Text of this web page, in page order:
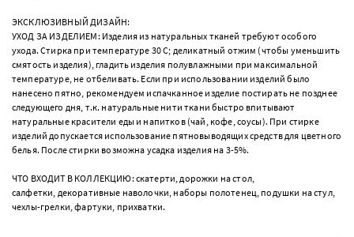
ЭКСКЛЮЗИВНЫЙ ДИЗАЙН:
УХОД ЗА ИЗДЕЛИЕМ: Изделия из натуральных тканей требуют особого
ухода. Стирка при температуре 30 С; деликатный отжим (чтобы уменьшить
смятость изделия), гладить изделия полувлажными при максимальной
температуре, не отбеливать. Если при использовании изделий было
нанесено пятно, рекомендуем испачканное изделие постирать не позднее
следующего дня, т.к. натуральные нити ткани быстро впитывают
натуральные красители еды и напитков (чай, кофе, соусы). При стирке
изделий допускается использование пятновыводящих средств для цветного
белья. После стирки возможна усадка изделия на 3-5%.
ЧТО ВХОДИТ В КОЛЛЕКЦИЮ: скатерти, дорожки на стол,
салфетки, декоративные наволочки, наборы полотенец, подушки на стул,
чехлы-грелки, фартуки, прихватки.